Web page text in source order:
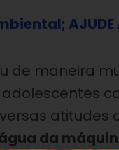
AJUDE
de maneira
da